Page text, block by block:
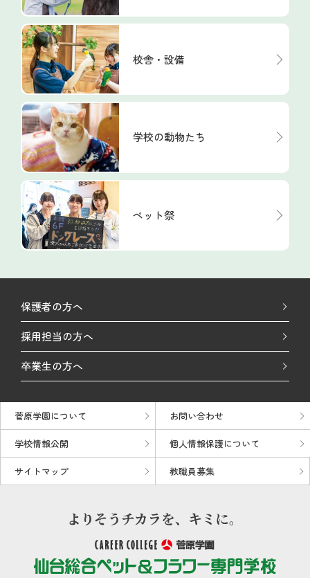
校舎・設備
学校の動物たち
ペット祭
保護者の方へ
採用担当の方へ
卒業生の方へ
菅原学園について お問い合わせ
学校情報公開 個人情報保護について
サイトマップ 教職員募集